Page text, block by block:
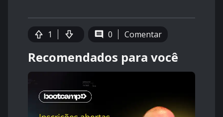
1 0 Comentar
Recomendados para você